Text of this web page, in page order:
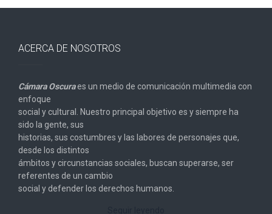
ACERCA DE NOSOTROS
Cámara Oscuraes un medio de comunicación multimedia con
enfoque
social y cultural. Nuestro principal objetivo es y siempre ha
sido la gente, sus
historias, sus costumbres y las labores de personajes que,
desde los distintos
ámbitos y circunstancias sociales, buscan superarse, ser
referentes de un cambio
social y defender los derechos humanos.